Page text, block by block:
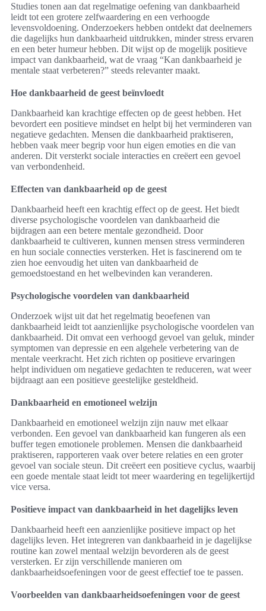
Studies tonen aan dat regelmatige oefening van dankbaarheid
leidt tot een grotere zelfwaardering en een verhoogde
levensvoldoening. Onderzoekers hebben ontdekt dat deelnemers
die dagelijks hun dankbaarheid uitdrukken, minder stress ervaren
en een beter humeur hebben. Dit wijst op de mogelijk positieve
impact van dankbaarheid, wat de vraag “Kan dankbaarheid je
mentale staat verbeteren?” steeds relevanter maakt.
Hoe dankbaarheid de geest beïnvloedt
Dankbaarheid kan krachtige effecten op de geest hebben. Het
bevordert een positieve mindset en helpt bij het verminderen van
negatieve gedachten. Mensen die dankbaarheid praktiseren,
hebben vaak meer begrip voor hun eigen emoties en die van
anderen. Dit versterkt sociale interacties en creëert een gevoel
van verbondenheid.
Effecten van dankbaarheid op de geest
Dankbaarheid heeft een krachtig effect op de geest. Het biedt
diverse psychologische voordelen van dankbaarheid die
bijdragen aan een betere mentale gezondheid. Door
dankbaarheid te cultiveren, kunnen mensen stress verminderen
en hun sociale connecties versterken. Het is fascinerend om te
zien hoe eenvoudig het uiten van dankbaarheid de
gemoedstoestand en het welbevinden kan veranderen.
Psychologische voordelen van dankbaarheid
Onderzoek wijst uit dat het regelmatig beoefenen van
dankbaarheid leidt tot aanzienlijke psychologische voordelen van
dankbaarheid. Dit omvat een verhoogd gevoel van geluk, minder
symptomen van depressie en een algehele verbetering van de
mentale veerkracht. Het zich richten op positieve ervaringen
helpt individuen om negatieve gedachten te reduceren, wat weer
bijdraagt aan een positieve geestelijke gesteldheid.
Dankbaarheid en emotioneel welzijn
Dankbaarheid en emotioneel welzijn zijn nauw met elkaar
verbonden. Een gevoel van dankbaarheid kan fungeren als een
buffer tegen emotionele problemen. Mensen die dankbaarheid
praktiseren, rapporteren vaak over betere relaties en een groter
gevoel van sociale steun. Dit creëert een positieve cyclus, waarbij
een goede mentale staat leidt tot meer waardering en tegelijkertijd
vice versa.
Positieve impact van dankbaarheid in het dagelijks leven
Dankbaarheid heeft een aanzienlijke positieve impact op het
dagelijks leven. Het integreren van dankbaarheid in je dagelijkse
routine kan zowel mentaal welzijn bevorderen als de geest
versterken. Er zijn verschillende manieren om
dankbaarheidsoefeningen voor de geest effectief toe te passen.
Voorbeelden van dankbaarheidsoefeningen voor de geest